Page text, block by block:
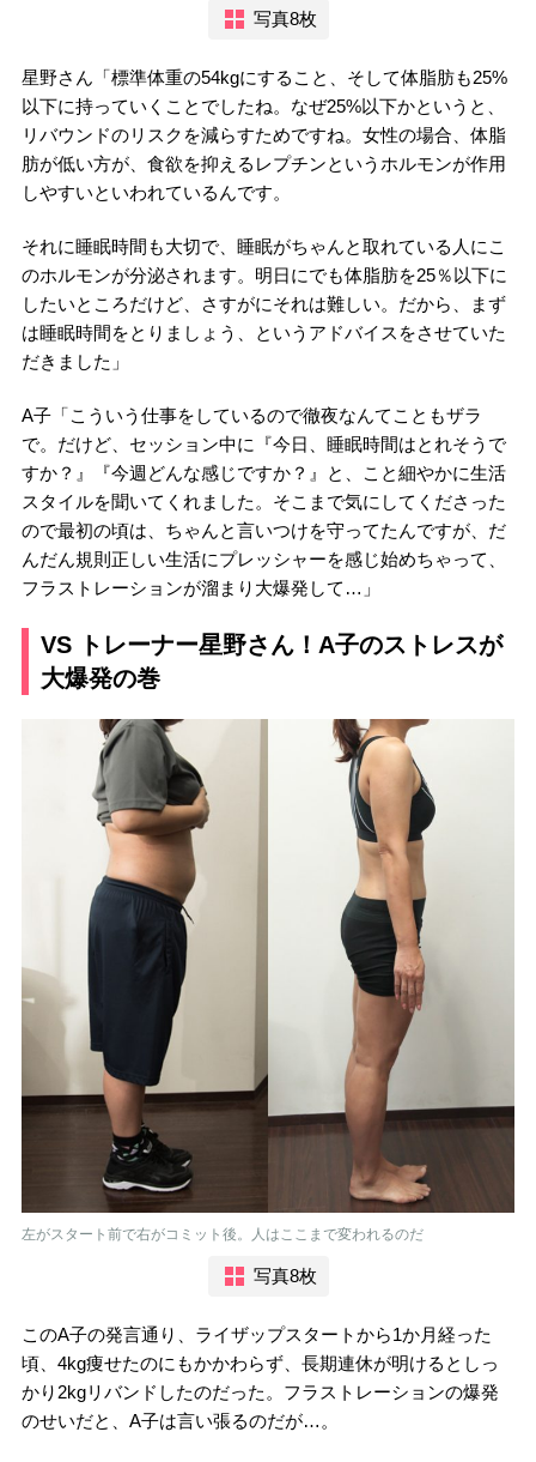
写真8枚
星野さん「標準体重の54kgにすること、そして体脂肪も25%
以下に持っていくことでしたね。なぜ25%以下かというと、
リバウンドのリスクを減らすためですね。女性の場合、体脂
肪が低い方が、食欲を抑えるレプチンというホルモンが作用
しやすいといわれているんです。
それに睡眠時間も大切で、睡眠がちゃんと取れている人にこ
のホルモンが分泌されます。明日にでも体脂肪を25％以下に
したいところだけど、さすがにそれは難しい。だから、まず
は睡眠時間をとりましょう、というアドバイスをさせていた
だきました」
A子「こういう仕事をしているので徹夜なんてこともザラ
で。だけど、セッション中に『今日、睡眠時間はとれそうで
すか？』『今週どんな感じですか？』と、こと細やかに生活
スタイルを聞いてくれました。そこまで気にしてくださった
ので最初の頃は、ちゃんと言いつけを守ってたんですが、だ
んだん規則正しい生活にプレッシャーを感じ始めちゃって、
フラストレーションが溜まり大爆発して…」
VS トレーナー星野さん！A子のストレスが
大爆発の巻
左がスタート前で右がコミット後。人はここまで変われるのだ
写真8枚
このA子の発言通り、ライザップスタートから1か月経った
頃、4kg痩せたのにもかかわらず、長期連休が明けるとしっ
かり2kgリバンドしたのだった。フラストレーションの爆発
のせいだと、A子は言い張るのだが…。